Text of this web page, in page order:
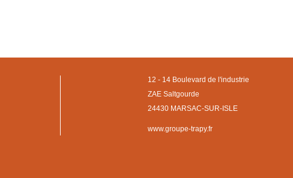
12 - 14 Boulevard de l'industrie
ZAE Saltgourde
24430 MARSAC-SUR-ISLE
www.groupe-trapy.fr